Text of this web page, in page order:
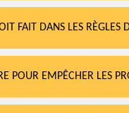
FAIT DANS LES RÈGLES
POUR EMPÊCHER LES